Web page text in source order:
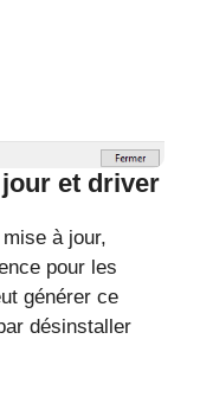
et driver
à jour,
pour les
générer ce
désinstaller